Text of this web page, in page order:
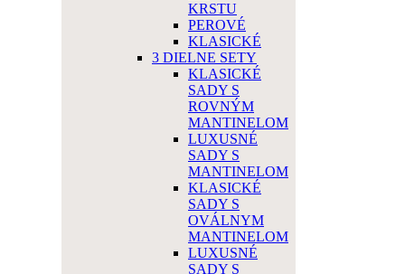
KRSTU
PEROVÉ
KLASICKÉ
3 DIELNE SETY
KLASICKÉ
SADY S
ROVNÝM
MANTINELOM
LUXUSNÉ
SADY S
MANTINELOM
KLASICKÉ
SADY S
OVÁLNYM
MANTINELOM
LUXUSNÉ
SADY S